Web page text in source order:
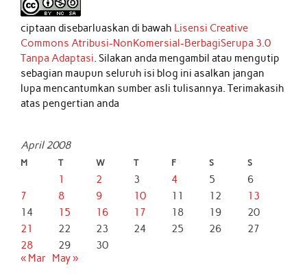
ciptaan disebarluaskan di bawah Lisensi Creative
Commons Atribusi-NonKomersial-BerbagiSerupa 3.0
Tanpa Adaptasi. Silakan anda mengambil atau mengutip
sebagian maupun seluruh isi blog ini asalkan jangan
lupa mencantumkan sumber asli tulisannya. Terimakasih
atas pengertian anda
April 2008
M T W T F S S
1 2 3 4 5
6
7
8 9 10 11 12
13
14
15 16 17 18 19
20
21
22 23 24 25 26
27
28
29
30
« Mar May »